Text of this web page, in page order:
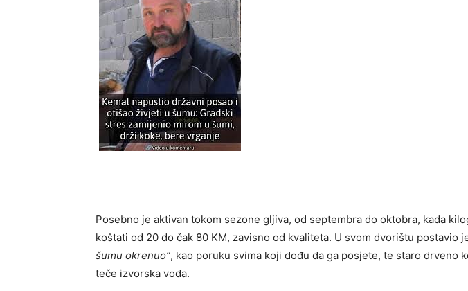
Posebno je aktivan tokom sezone gljiva, od septembra do oktobra, kada
koštati od 20 do čak 80 KM, zavisno od kvaliteta. U svom dvorištu postavio
šumu okrenuo”, kao poruku svima koji dođu da ga posjete, te staro drveno
teče izvorska voda.